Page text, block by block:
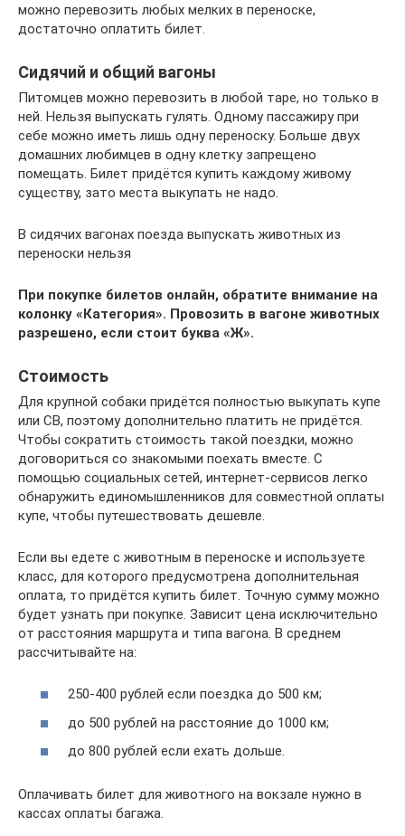
можно перевозить любых мелких в переноске,
достаточно оплатить билет.
Сидячий и общий вагоны
Питомцев можно перевозить в любой таре, но только в
ней. Нельзя выпускать гулять. Одному пассажиру при
себе можно иметь лишь одну переноску. Больше двух
домашних любимцев в одну клетку запрещено
помещать. Билет придётся купить каждому живому
существу, зато места выкупать не надо.
В сидячих вагонах поезда выпускать животных из
переноски нельзя
При покупке билетов онлайн, обратите внимание на
колонку «Категория». Провозить в вагоне животных
разрешено, если стоит буква «Ж».
Стоимость
Для крупной собаки придётся полностью выкупать купе
или СВ, поэтому дополнительно платить не придётся.
Чтобы сократить стоимость такой поездки, можно
договориться со знакомыми поехать вместе. С
помощью социальных сетей, интернет-сервисов легко
обнаружить единомышленников для совместной оплаты
купе, чтобы путешествовать дешевле.
Если вы едете с животным в переноске и используете
класс, для которого предусмотрена дополнительная
оплата, то придётся купить билет. Точную сумму можно
будет узнать при покупке. Зависит цена исключительно
от расстояния маршрута и типа вагона. В среднем
рассчитывайте на:
250-400 рублей если поездка до 500 км;
до 500 рублей на расстояние до 1000 км;
до 800 рублей если ехать дольше.
Оплачивать билет для животного на вокзале нужно в
кассах оплаты багажа.